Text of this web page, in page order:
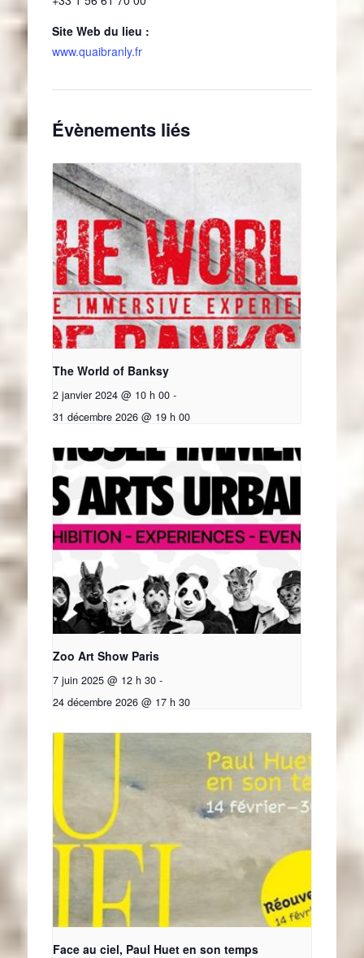
Site Web du lieu :
www.quaibranly.fr
Évènements liés
The World of Banksy
2 janvier 2024 @ 10 h 00 -
31 décembre 2026 @ 19 h 00
Zoo Art Show Paris
7 juin 2025 @ 12 h 30 -
24 décembre 2026 @ 17 h 30
Face au ciel, Paul Huet en son temps